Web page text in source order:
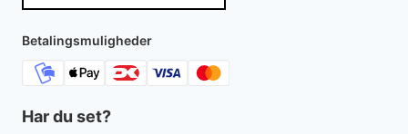
Betalingsmuligheder
Har du set?